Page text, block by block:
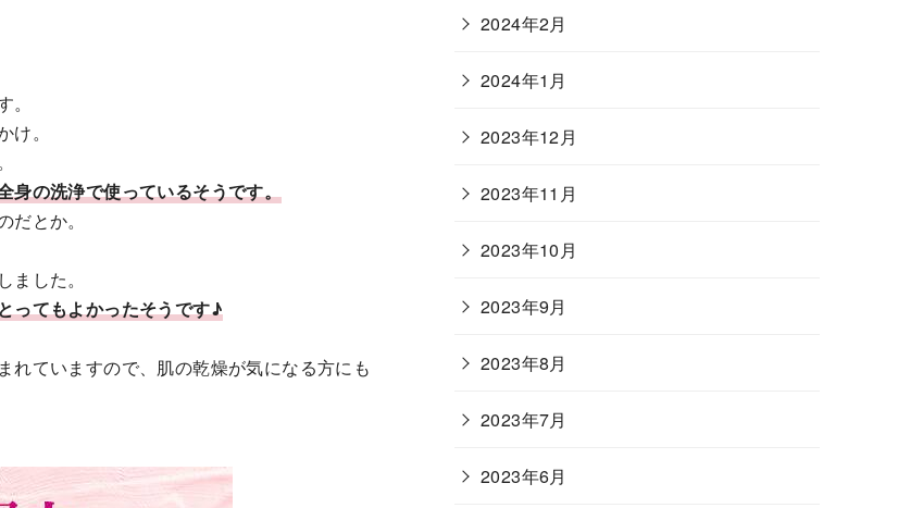
。
身の洗浄で使っているそうです。
とか。
した。
ってもよかったそうです♪
れていますので、肌の乾燥が気になる方にも
2024年2月
2024年1月
2023年12月
2023年11月
2023年10月
2023年9月
2023年8月
2023年7月
2023年6月